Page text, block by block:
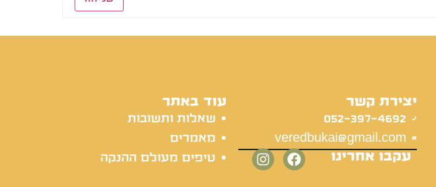
יצירת קשר
052-397-4692
veredbukai@gmail.com
עקבו אחרינו
עוד באתר
שאלות ותשובות
מאמרים
טיפים מעולם ההנקה